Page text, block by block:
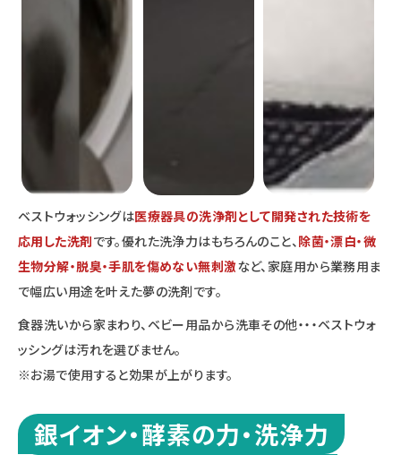
ベストウォッシングは医療器具の洗浄剤として開発された技術を
応用した洗剤です。優れた洗浄力はもちろんのこと、 除菌・漂白・微
生物分解・脱臭・手肌を傷めない無刺激など、家庭用から業務用ま
で幅広い用途を叶えた夢の洗剤です。
食器洗いから家まわり、ベビー用品から洗車その他・・・ベストウォ
ッシングは汚れを選びません。
※お湯で使用すると効果が上がります。
銀イオン・酵素の力・洗浄力